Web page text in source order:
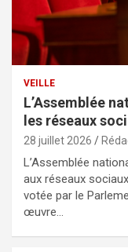
VEILLE
L’Assemblée
les réseaux
28 juillet 2026
L’Assemblée
aux réseaux
votée par le
œuvre…